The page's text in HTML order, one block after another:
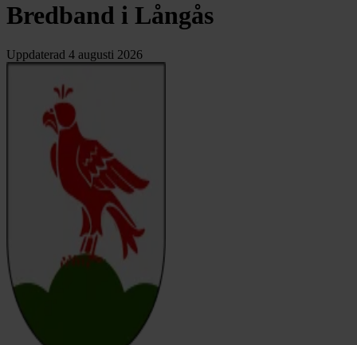
Bredband i Långås
Uppdaterad 4 augusti 2026